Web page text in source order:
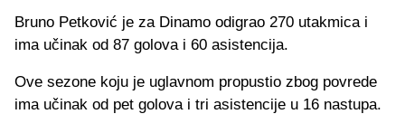
Bruno Petković je za Dinamo odigrao 270 utakmica i
ima učinak od 87 golova i 60 asistencija.
Ove sezone koju je uglavnom propustio zbog povrede
ima učinak od pet golova i tri asistencije u 16 nastupa.